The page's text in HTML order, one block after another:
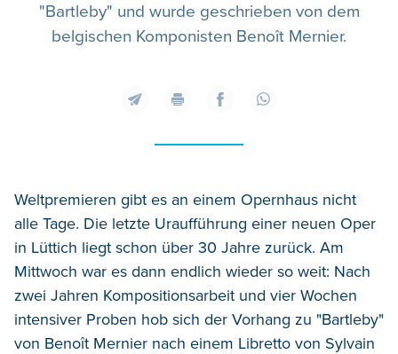
"Bartleby" und wurde geschrieben von dem
belgischen Komponisten Benoît Mernier.
Weltpremieren gibt es an einem Opernhaus nicht
alle Tage. Die letzte Uraufführung einer neuen Oper
in Lüttich liegt schon über 30 Jahre zurück. Am
Mittwoch war es dann endlich wieder so weit: Nach
zwei Jahren Kompositionsarbeit und vier Wochen
intensiver Proben hob sich der Vorhang zu "Bartleby"
von Benoît Mernier nach einem Libretto von Sylvain